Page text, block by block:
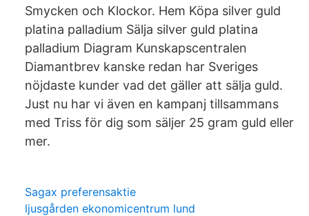
Smycken och Klockor. Hem Köpa silver guld
platina palladium Sälja silver guld platina
palladium Diagram Kunskapscentralen
Diamantbrev kanske redan har Sveriges
nöjdaste kunder vad det gäller att sälja guld.
Just nu har vi även en kampanj tillsammans
med Triss för dig som säljer 25 gram guld eller
mer.
Sagax preferensaktie
ljusgården ekonomicentrum lund